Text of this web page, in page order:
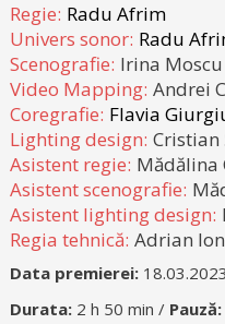
Regie: Radu Afrim
Univers sonor: Radu
Scenografie: Irina Moscu
Video Mapping: Andrei
Coregrafie: Flavia
Lighting design: Cristian
Asistent regie: Mădălina
Asistent scenografie:
Asistent lighting design:
Regia tehnică: Adrian
Data premierei: 18.03.2023
Durata: 2 h 50 min / Pauză: